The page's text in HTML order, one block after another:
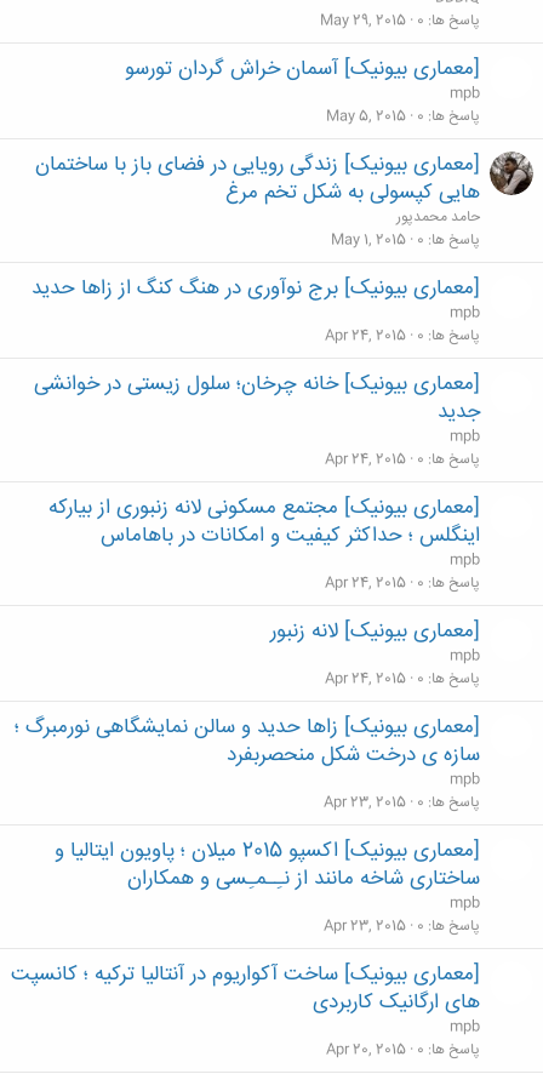
پاسخ ها 0
May 29, 2015
[معماری بیونیک] آسمان خراش گردان تورسو
mpb
پاسخ ها 0
May 5, 2015
[معماری بیونیک] زندگی رویایی در فضای باز با ساختمان
هایی کپسولی به شکل تخم مرغ
حامد محمدپور
پاسخ ها 0
May 1, 2015
[معماری بیونیک] برج نوآوری در هنگ کنگ از زاها حدید
mpb
پاسخ ها 0
Apr 24, 2015
[معماری بیونیک] خانه چرخان؛ سلول زیستی در خوانشی
جدید
mpb
پاسخ ها 0
Apr 24, 2015
[معماری بیونیک] مجتمع مسکونی لانه زنبوری از بیارکه
اینگلس ؛ حداکثر کیفیت و امکانات در باهاماس
mpb
پاسخ ها 0
Apr 24, 2015
[معماری بیونیک] لانه زنبور
mpb
پاسخ ها 0
Apr 24, 2015
[معماری بیونیک] زاها حدید و سالن نمایشگاهی نورمبرگ ؛
سازه ی درخت شکل منحصربفرد
mpb
پاسخ ها 0
Apr 23, 2015
[معماری بیونیک] اکسپو 2015 میلان ؛ پاویون ایتالیا و
ساختاری شاخه مانند از نـِـمـِسی و همکاران
mpb
پاسخ ها 0
Apr 23, 2015
[معماری بیونیک] ساخت آکواریوم در آنتالیا ترکیه ؛ کانسپت
های ارگانیک کاربردی
mpb
پاسخ ها 0
Apr 20, 2015